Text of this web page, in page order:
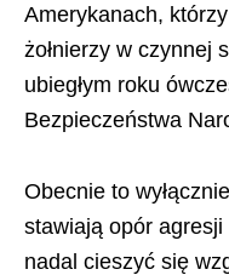
Amerykanach,
żołnierzy w czynnej
ubiegłym roku
Bezpieczeństwa
Obecnie to
stawiają opór
nadal cieszyć się